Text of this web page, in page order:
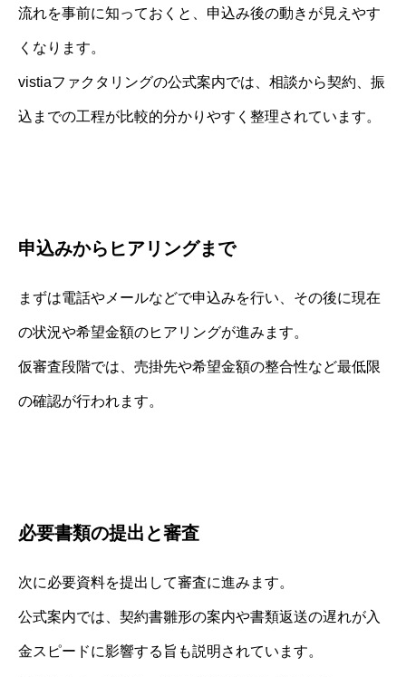
流れを事前に知っておくと、申込み後の動きが見えやす
くなります。
vistiaファクタリングの公式案内では、相談から契約、振
込までの工程が比較的分かりやすく整理されています。
申込みからヒアリングまで
まずは電話やメールなどで申込みを行い、その後に現在
の状況や希望金額のヒアリングが進みます。
仮審査段階では、売掛先や希望金額の整合性など最低限
の確認が行われます。
必要書類の提出と審査
次に必要資料を提出して審査に進みます。
公式案内では、契約書雛形の案内や書類返送の遅れが入
金スピードに影響する旨も説明されています。